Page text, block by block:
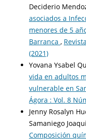
Deciderio
asociados a
menores de 5
Barranca ,
(2021)
Yovana Ysabel
vida en adultos
vulnerable en
Ágora : Vol. 8
Jenny Rosalyn
Samaniego
Composición